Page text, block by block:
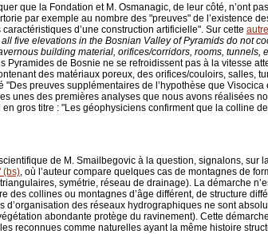
que la Fondation et M. Osmanagic, de leur côté, n’ont
par exemple au nombre des "preuves" de l’existence
d’une construction artificielle". Sur cette
five elevations in the Bosnian Valley of Pyramids do not
building material, orifices/corridors, rooms, tunnels,
Pyramides de Bosnie ne se refroidissent pas à la vitesse
des matériaux poreux, des orifices/couloirs, salles,
"Des preuves supplémentaires de l’hypothèse que
unes des premières analyses que nous avons réalisées
gros titre : "Les géophysiciens confirment que la colline
de M. Smailbegovic à la question, signalons, sur
(bs), où l’auteur compare quelques cas de montagnes de
symétrie, réseau de drainage). La démarche
des collines ou montagnes d’âge différent, de structure
d’organisation des réseaux hydrographiques ne sont
abondante protège du ravinement). Cette
reconnues comme naturelles ayant la même histoire